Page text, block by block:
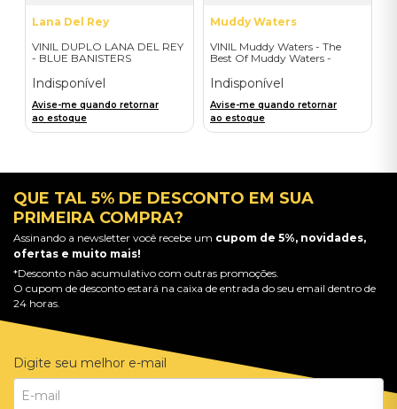
Lana Del Rey
VINIL DUPLO LANA DEL REY
- BLUE BANISTERS
- IMPORTADO
Indisponível
Avise-me quando retornar
ao estoque
Muddy Waters
VINIL Muddy Waters - The
Best Of Muddy Waters -
Indisponível
Avise-me quando retornar
ao estoque
QUE TAL 5% DE DESCONTO EM SUA
PRIMEIRA COMPRA?
Assinando a newsletter você recebe um cupom de 5%, novidades,
ofertas e muito mais!
*Desconto não acumulativo com outras promoções.
O cupom de desconto estará na caixa de entrada do seu email dentro de
24 horas.
Digite seu melhor e-mail